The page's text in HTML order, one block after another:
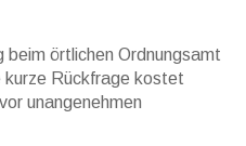
beim örtlichen Ordnungsamt
kurze Rückfrage kostet
unangenehmen